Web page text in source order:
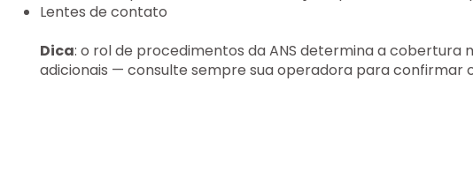
Lentes de contato
Dica: o rol de procedimentos da ANS determina a
adicionais — consulte sempre sua operadora para confirmar